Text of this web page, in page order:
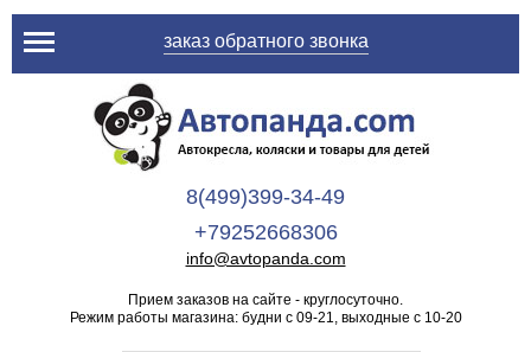
заказ обратного звонка
8(499)399-34-49
+79252668306
info@avtopanda.com
Прием заказов на сайте - круглосуточно.
Режим работы магазина: будни с 09-21, выходные с 10-20